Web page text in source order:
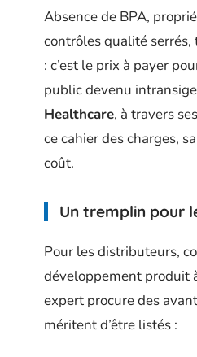
Absence de BPA,
contrôles qualité
: c’est le prix à payer
public devenu
Healthcare, à travers
ce cahier des charges,
coût.
Un tremplin pour
Pour les distributeurs,
développement produit
expert procure des
méritent d’être listés :